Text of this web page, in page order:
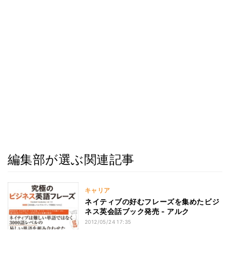
編集部が選ぶ関連記事
キャリア
ネイティブの好むフレーズを集めたビジ
ネス英会話ブック発売 - アルク
2012/05/24 17:35